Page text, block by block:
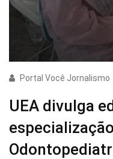
Portal Você Jornalismo
UEA divulga